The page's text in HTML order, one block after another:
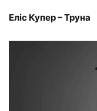
Еліс Купер – Труна